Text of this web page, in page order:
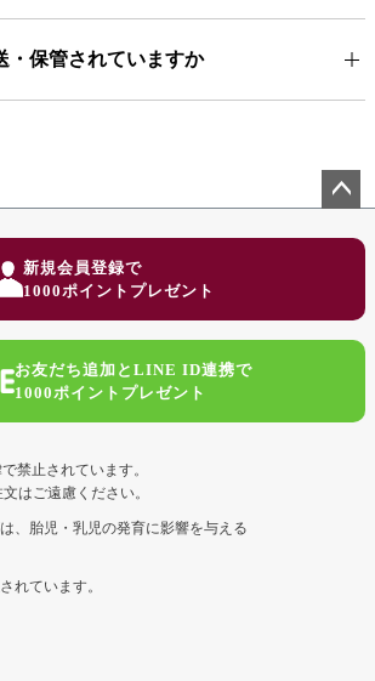
・保管されていますか
新規会員登録で
1000ポイントプレゼント
お友だち追加とLINE ID連携で
1000ポイントプレゼント
禁止されています。
はご遠慮ください。
、胎児・乳児の発育に影響を与える
れています。